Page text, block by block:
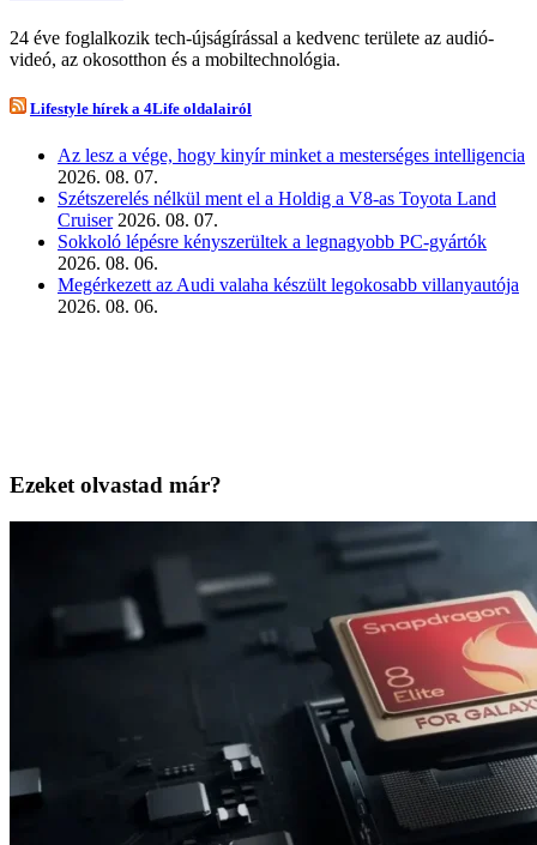
24 éve foglalkozik tech-újságírással a kedvenc területe az audió-
videó, az okosotthon és a mobiltechnológia.
Lifestyle hírek a 4Life oldalairól
Az lesz a vége, hogy kinyír minket a mesterséges intelligencia
2026. 08. 07.
Szétszerelés nélkül ment el a Holdig a V8-as Toyota Land
Cruiser 2026. 08. 07.
Sokkoló lépésre kényszerültek a legnagyobb PC-gyártók
2026. 08. 06.
Megérkezett az Audi valaha készült legokosabb villanyautója
2026. 08. 06.
Ezeket olvastad már?